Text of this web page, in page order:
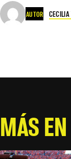
AUTOR CECILIA
MÁS